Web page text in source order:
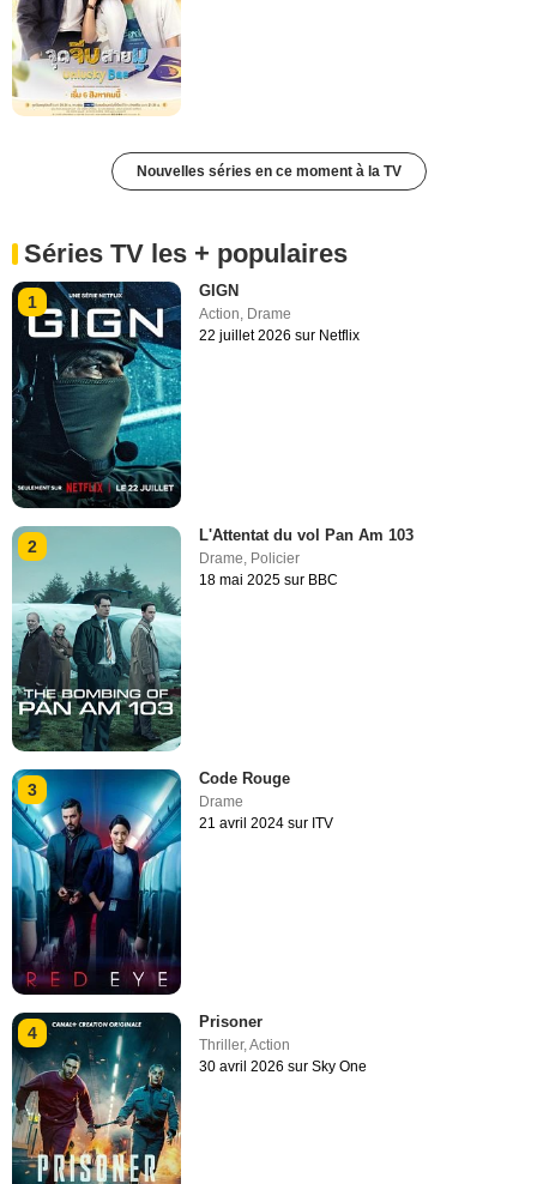
Nouvelles séries en ce moment à la TV
Séries TV les + populaires
1
GIGN
Action, Drame
22 juillet 2026 sur Netflix
2
L'Attentat du vol Pan Am 103
Drame Policier
18 mai 2025 sur BBC
3
Code Rouge
Drame
21 avril 2024 sur ITV
4
Prisoner
Thriller,Action
30 avril 2026 sur Sky One